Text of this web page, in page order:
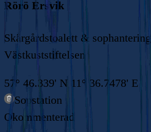
Rörö Ersvik
Skärgårdstoalett & sophantering
Västkuststiftelsen
57° 46.339' N 11° 36.7478' E
Sopstation
Okommenterad